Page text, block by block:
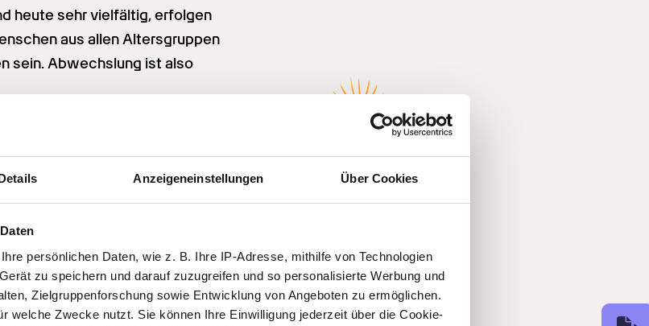
Anzeigeneinstellungen Über Cookies
persönlichen Daten, wie z. B. Ihre IP-Adresse, mithilfe von Technologien
zu speichern und darauf zuzugreifen und so personalisierte Werbung und
Zielgruppenforschung sowie Entwicklung von Angeboten zu ermöglichen.
welche Zwecke nutzt. Sie können Ihre Einwilligung jederzeit über die Cookie-
heute sehr vielfältig, erfolgen
aus allen Altersgruppen
sein. Abwechslung ist also
zählen etwa
dabei
pflegerischen